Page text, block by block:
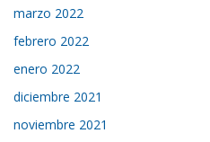
marzo 2022
febrero 2022
enero 2022
diciembre 2021
noviembre 2021